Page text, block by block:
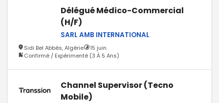
Délégué Médico-Commercial
(H/F)
SARL AMB INTERNATIONAL
Sidi Bel Abbès, Algérie
15 juin
Confirmé / Expérimenté (3 À 5 Ans)
Channel Supervisor (Tecno
Mobile)